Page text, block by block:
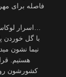
فاصله برای
با گل خوردن
نیما نشون
هستیم.
کشورشون رو